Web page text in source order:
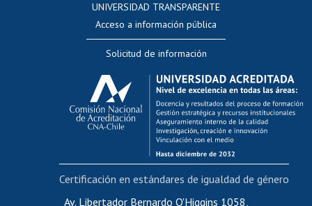
Evaluación docente
Calificación académica
Postulación al AUCAI
Funcionarias/os
Cursos internos de capacitación
Bienestar del personal
Portal de movilidad interna
Certificado de renta
UNIVERSIDAD TRANSPARENTE
Acceso a información pública
Solicitud de información
Av. Libertador Bernardo O'Higgins 1058,
Certificación en estándares de igualdad de género